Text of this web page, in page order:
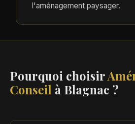
l'aménagement paysager.
Pourquoi choisir
Conseil à Blagnac ?